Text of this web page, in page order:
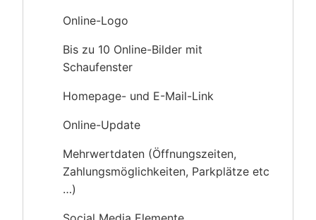
Online-Logo
Bis zu 10 Online-Bilder mit
Schaufenster
Homepage- und E-Mail-Link
Online-Update
Mehrwertdaten (Öffnungszeiten,
Zahlungsmöglichkeiten, Parkplätze etc
…)